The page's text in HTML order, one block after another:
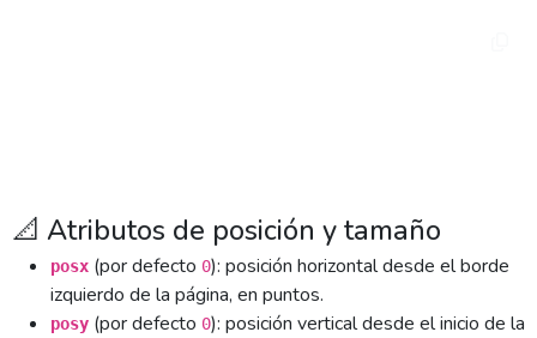
📐 Atributos de posición y tamaño
posx (por defecto 0): posición horizontal desde el borde
izquierdo de la página, en puntos.
posy (por defecto 0): posición vertical desde el inicio de la